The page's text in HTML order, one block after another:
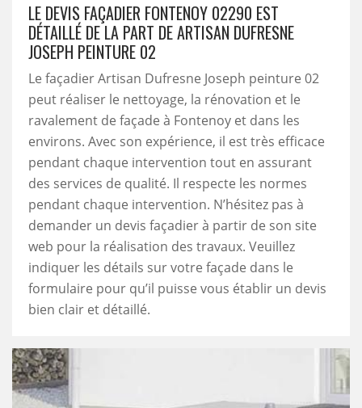
LE DEVIS FAÇADIER FONTENOY 02290 EST
DÉTAILLÉ DE LA PART DE ARTISAN DUFRESNE
JOSEPH PEINTURE 02
Le façadier Artisan Dufresne Joseph peinture 02
peut réaliser le nettoyage, la rénovation et le
ravalement de façade à Fontenoy et dans les
environs. Avec son expérience, il est très efficace
pendant chaque intervention tout en assurant
des services de qualité. Il respecte les normes
pendant chaque intervention. N’hésitez pas à
demander un devis façadier à partir de son site
web pour la réalisation des travaux. Veuillez
indiquer les détails sur votre façade dans le
formulaire pour qu’il puisse vous établir un devis
bien clair et détaillé.